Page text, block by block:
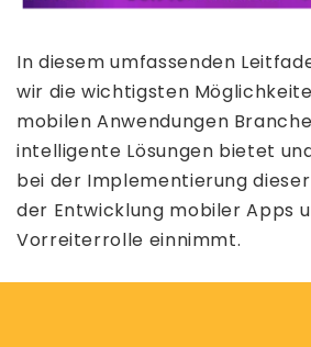
In diesem umfassenden
wir die wichtigsten
mobilen Anwendungen
intelligente Lösungen bietet
bei der Implementierung
der Entwicklung mobiler Apps
Vorreiterrolle einnimmt.